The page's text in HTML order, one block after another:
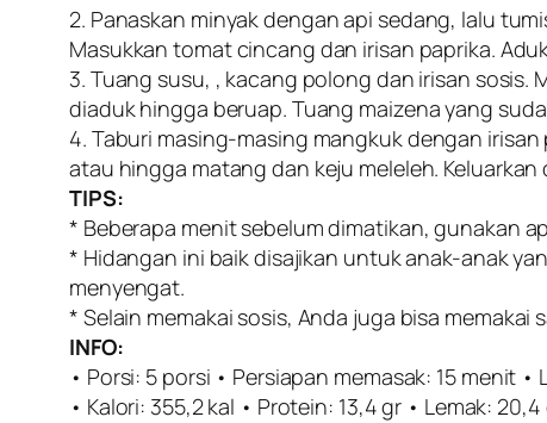
2. Panaskan minyak dengan api sedang, lalu
Masukkan tomat cincang dan irisan paprika.
3. Tuang susu, , kacang polong dan irisan sosis.
diaduk hingga beruap. Tuang maizena yang
4. Taburi masing-masing mangkuk dengan
atau hingga matang dan keju meleleh.
TIPS:
* Beberapa menit sebelum dimatikan, gunakan
* Hidangan ini baik disajikan untuk anak-anak
menyengat.
* Selain memakai sosis, Anda juga bisa
INFO:
• Porsi: 5 porsi • Persiapan memasak: 15 menit •
• Kalori: 355,2 kal • Protein: 13,4 gr • Lemak: